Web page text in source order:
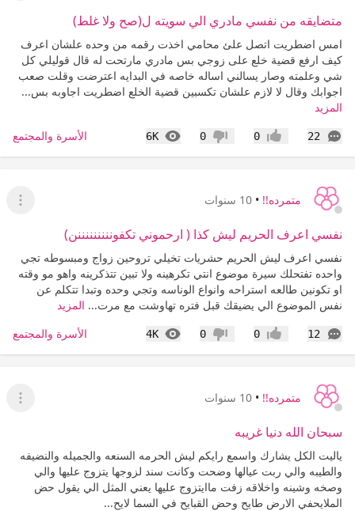
متضايقه من نفسي مادري الي سويته ل(صح ولا غلط)
امس اضطريت اتصل علئ محامي اخذت رقمه من وحده علشان اعرف
كيف ارفع قضية خلع على زوجي بس مادري مارتحت له قال قوليلي كل
شي وعلمته وصار يسالني اساله خاصه في البدايه اعترضت وقلت صعب
اجوابك وقال لا لازم علشان تكسبين قضية الخلع اضطريت اجاوبه بس...
المزيد
22
التعليقات إعجاب0 عدم إعجاب
0
6K
المشاهدات الأسرة والمجتمع
متمرده!! • 10 سنوات
عرض
نفسي اعرف الحريم ليش كذا ( ارحموني تكفونننننننننن)
نفسي اعرف ليش الحريم حشريات تخيلي تروحين زواج ومبسوطه تجي
واحده تفتحلك سيرة موضوع انتي تكرهينه ولا تبين تتذكرينه واهو مو وقته
او تكونين طالعه استراحه وانواع الوناسه وتجي وحده وتبدا تتكلم عن
نفس الموضوع الي يضيقك قبل فتره تهاوشت مع مرت... المزيد
12
التعليقات إعجاب0 عدم إعجاب
0
4K
المشاهدات الأسرة والمجتمع
متمرده!! • 10 سنوات
عرض
سبحان الله دنيا غريبه
ياليت الكل يشارك واسمع رايكم ليش الحرمه السنعه والجميله والنضيفه
والطيبه والي ربت عيالها وضحت وكانت سند لزوجها يتزوج عليها والي
وصخه وشينه واخلاقه زفت ماايتزوج عليها يعني المثل الي يقول حض
الملايحفي الارض طايح وحض القبايح في السما لايح...